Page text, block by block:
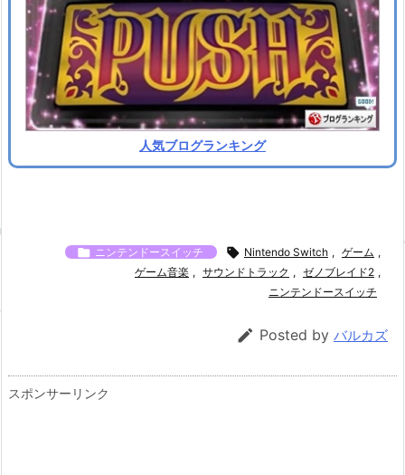
人気ブログランキング
 ニンテンドースイッチ  Nintendo Switch , ゲーム ,
ゲーム音楽 , サウンドトラック , ゼノブレイド2 ,
ニンテンドースイッチ
 Posted by バルカズ
スポンサーリンク